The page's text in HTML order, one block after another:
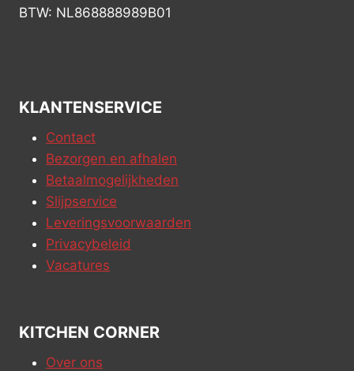
BTW: NL868888989B01
KLANTENSERVICE
Contact
Bezorgen en afhalen
Betaalmogelijkheden
Slijpservice
Leveringsvoorwaarden
Privacybeleid
Vacatures
KITCHEN CORNER
Over ons